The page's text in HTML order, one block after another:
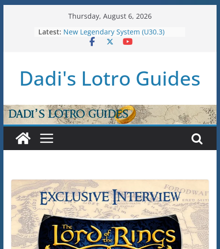
Thursday, August 6, 2026
Latest:
U36: Gondor Renewed – Stat Caps
New Legendary System (U30.3)
U38: Corsairs of Umbar Stat Caps
Raid Guide: Tier 1 – The
Hiddenhoard of Abnankara
Dadi's Lotro Guides